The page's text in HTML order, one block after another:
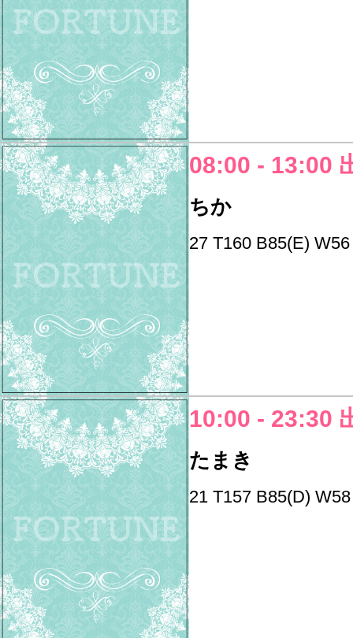
08:00 - 13:00
ちか
27 T160 B85(E)
10:00 - 23:30
たまき
21 T157 B85(D)